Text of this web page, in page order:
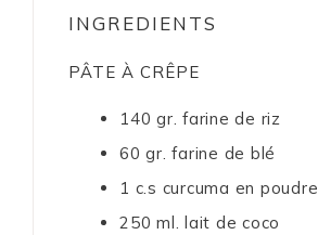
INGREDIENTS
PÂTE À CRÊPE
140 gr. farine de riz
60 gr. farine de blé
1 c.s curcuma en poudre
250 ml. lait de coco